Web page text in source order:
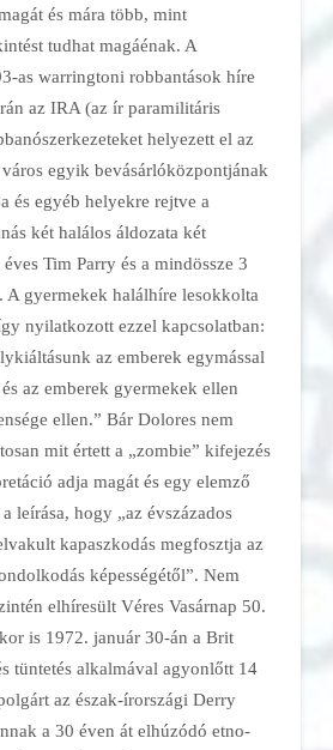
és mára több, mint
tudhat magáénak. A
as warringtoni robbantások híre
az IRA (az ír paramilitáris
helyezett el az
egyik bevásárlóközpontjának
és egyéb helyekre rejtve a
két halálos áldozata két
Tim Parry és a mindössze 3
A gyermekek halálhíre lesokkolta
nyilatkozott ezzel kapcsolatban:
az emberek egymással
az emberek gyermekek ellen
ellen.” Bár Dolores nem
mit értett a „zombie” kifejezés
adja magát és egy elemző
leírása, hogy „az évszázados
kapaszkodás megfosztja az
képességétől”. Nem
elhíresült Véres Vasárnap 50.
is 1972. január 30-án a Brit
tüntetés alkalmával agyonlőtt 14
az észak-írországi Derry
a 30 éven át elhúzódó etno-